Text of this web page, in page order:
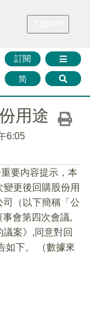
財華證券 媒體矩陣
訂閱
简
用途
6:05
要内容提示，本
更後回購股份用
（以下簡稱「公
會第四次會議,
案》,同意對回
如下。 （數據來